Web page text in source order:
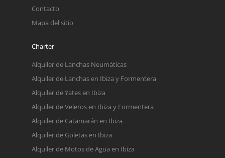
Contacto
Mapa del sitio
Charter
Alquiler de Lanchas Neumáticas
Alquiler de Lanchas en Ibiza y Formentera
Alquiler de Yates en Ibiza
Alquiler de Veleros en Ibiza y Formentera
Alquiler de Catamarán en Ibiza
Alquiler de Goletas en Ibiza
Alquiler de Motos de Agua en Ibiza